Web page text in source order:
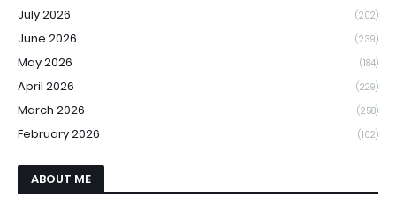
July 2026 (202)
June 2026 (239)
May 2026 (184)
April 2026 (229)
March 2026 (258)
February 2026 (102)
ABOUT ME